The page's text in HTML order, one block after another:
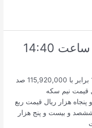
14:40
نرخ سکه امروز پنجشنبه ساعت 14:40:28 برابر با 115,920,000 صد
قیمت نیم سکه
و پنجاه هزار ریال قیمت ربع
و ششصد و بیست و پنج هزار